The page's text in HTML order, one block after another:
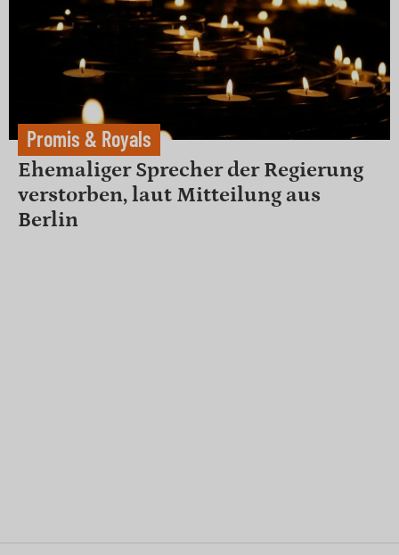
Promis & Royals
Ehemaliger Sprecher der Regierung
verstorben, laut Mitteilung aus
Berlin